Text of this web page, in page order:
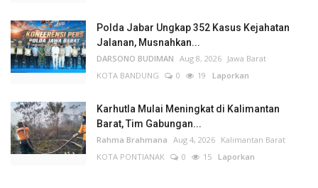
Polda Jabar Ungkap 352 Kasus Kejahatan
Jalanan, Musnahkan...
DARSONO BUDIMAN Aug 8, 2026 Jawa Barat
KOTA BANDUNG
0 19 Laporkan
Karhutla Mulai Meningkat di Kalimantan
Barat, Tim Gabungan...
Rahma Brahmana Aug 4, 2026 Kalimantan Barat
KOTA PONTIANAK
0 15 Laporkan